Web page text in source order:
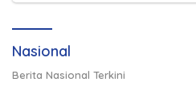
Nasional
Berita Nasional Terkini